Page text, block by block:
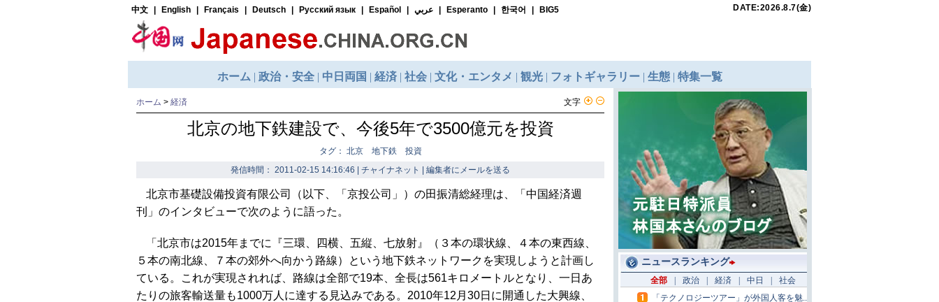
文字
ホーム > 経済
北京の地下鉄建設で、今後5年で3500億元を投資
タグ： 北京 地下鉄 投資
発信時間： 2011-02-15 14:16:46 | チャイナネット | 編集者にメールを送る
北京市基礎設備投資有限公司（以下、「京投公司」）の田振清総経理は、「中国経済週
刊」のインタビューで次のように語った。
「北京市は2015年までに『三環、四横、五縦、七放射』（３本の環状線、４本の東西線、
５本の南北線、７本の郊外へ向かう路線）という地下鉄ネットワークを実現しようと計画し
ている。これが実現されれば、路線は全部で19本、全長は561キロメートルとなり、一日あ
たりの旅客輸送量も1000万人に達する見込みである。2010年12月30日に開通した大興線、